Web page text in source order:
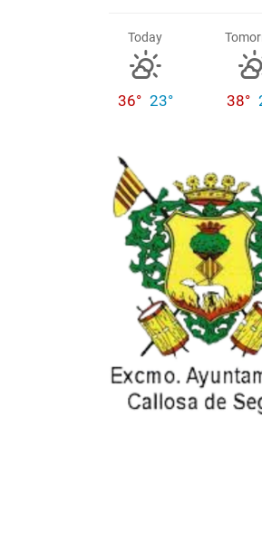
Today
36° 23° 38°